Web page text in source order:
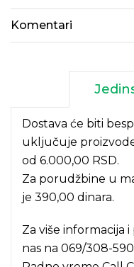
Komentari
Dostava će biti
uključuje
od 6.000,00 RSD.
Za porudžbine u
je 390,00 dinara.
Za više informacija
nas na 069/308-